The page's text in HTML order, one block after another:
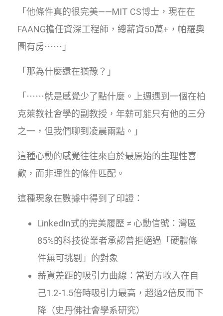
「他條件真的很完美——MIT CS博士，現在在
FAANG擔任資深工程師，總薪資50萬+，帕羅奧
圖有房⋯⋯」
「那為什麼還在猶豫？」
「⋯⋯就是感覺少了點什麼。上週遇到一個在柏
克萊教社會學的副教授，年薪可能只有他的三分
之一，但我們聊到凌晨兩點。」
這種心動的感覺往往來自於最原始的生理性喜
歡，而非理性的條件匹配。
這種現象在數據中得到了印證：
LinkedIn式的完美履歷 ≠ 心動信號：灣區
85%的科技從業者承認曾拒絕過「硬體條
件無可挑剔」的對象
薪資差距的吸引力曲線：當對方收入在自
己1.2-1.5倍時吸引力最高，超過2倍反而下
降（史丹佛社會學系研究）